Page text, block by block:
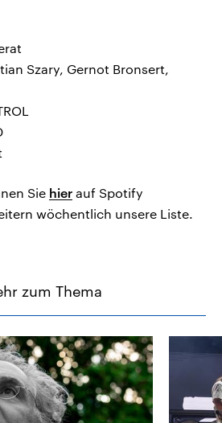
Szary, Gernot Bronsert,
Sie hier auf Spotify
wöchentlich unsere Liste.
zum Thema